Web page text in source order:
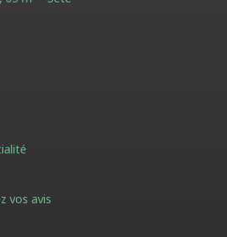
vos avis